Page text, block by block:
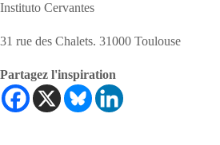
Instituto Cervantes
31 rue des Chalets. 31000 Toulouse
Partagez l'inspiration